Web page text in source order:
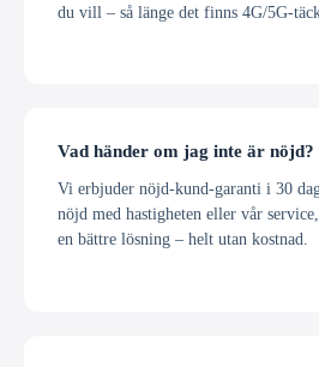
du vill – så länge det finns 4G/5G-
Vad händer om jag inte är nöjd?
Vi erbjuder nöjd-kund-garanti i 30
nöjd med hastigheten eller vår
en bättre lösning – helt utan kostnad.